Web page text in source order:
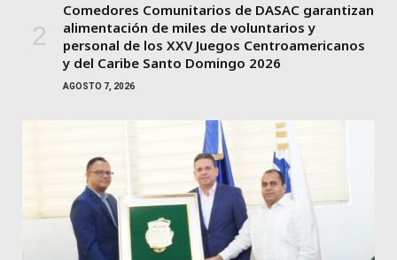
Comedores Comunitarios de DASAC garantizan
alimentación de miles de voluntarios y
personal de los XXV Juegos Centroamericanos
y del Caribe Santo Domingo 2026
AGOSTO 7, 2026